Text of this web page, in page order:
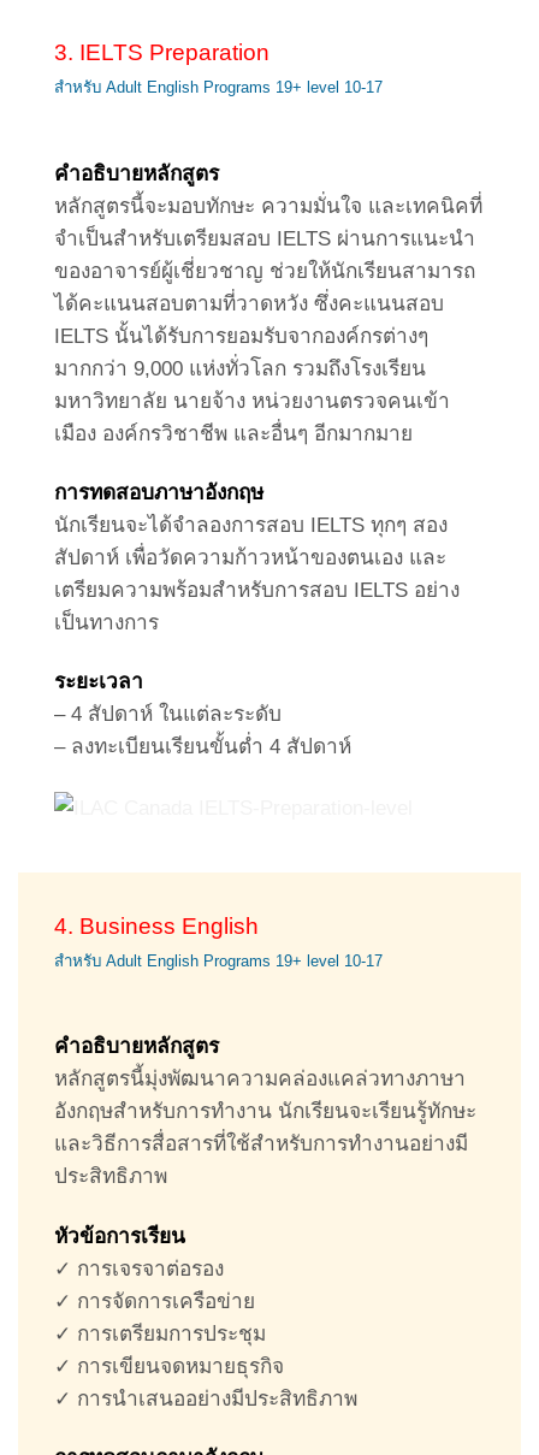
3. IELTS Preparation
สำหรับ Adult English Programs 19+ level 10-17
คำอธิบายหลักสูตร
หลักสูตรนี้จะมอบทักษะ ความมั่นใจ และเทคนิคที่
จำเป็นสำหรับเตรียมสอบ IELTS ผ่านการแนะนำ
ของอาจารย์ผู้เชี่ยวชาญ ช่วยให้นักเรียนสามารถ
ได้คะแนนสอบตามที่วาดหวัง ซึ่งคะแนนสอบ
IELTS นั้นได้รับการยอมรับจากองค์กรต่างๆ
มากกว่า 9,000 แห่งทั่วโลก รวมถึงโรงเรียน
มหาวิทยาลัย นายจ้าง หน่วยงานตรวจคนเข้า
เมือง องค์กรวิชาชีพ และอื่นๆ อีกมากมาย
การทดสอบภาษาอังกฤษ
นักเรียนจะได้จำลองการสอบ IELTS ทุกๆ สอง
สัปดาห์ เพื่อวัดความก้าวหน้าของตนเอง และ
เตรียมความพร้อมสำหรับการสอบ IELTS อย่าง
เป็นทางการ
ระยะเวลา
– 4 สัปดาห์ ในแต่ละระดับ
– ลงทะเบียนเรียนขั้นต่ำ 4 สัปดาห์
4. Business English
สำหรับ Adult English Programs 19+ level 10-17
คำอธิบายหลักสูตร
หลักสูตรนี้มุ่งพัฒนาความคล่องแคล่วทางภาษา
อังกฤษสำหรับการทำงาน นักเรียนจะเรียนรู้ทักษะ
และวิธีการสื่อสารที่ใช้สำหรับการทำงานอย่างมี
ประสิทธิภาพ
หัวข้อการเรียน
✓ การเจรจาต่อรอง
✓ การจัดการเครือข่าย
✓ การเตรียมการประชุม
✓ การเขียนจดหมายธุรกิจ
✓ การนำเสนออย่างมีประสิทธิภาพ